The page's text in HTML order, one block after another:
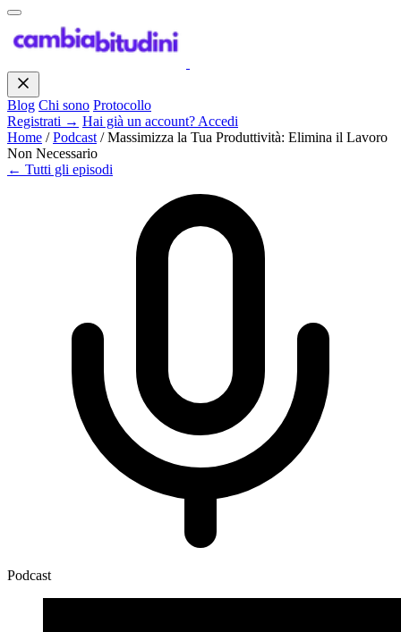
Blog Chi sono Protocollo
Registrati → Hai già un account? Accedi
Home / Podcast / Massimizza la Tua Produttività: Elimina il Lavoro
Non Necessario
← Tutti gli episodi
Podcast